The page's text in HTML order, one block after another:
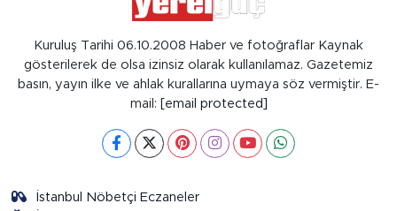
Kuruluş Tarihi 06.10.2008 Haber ve fotoğraflar Kaynak
gösterilerek de olsa izinsiz olarak kullanılamaz. Gazetemiz
basın, yayın ilke ve ahlak kurallarına uymaya söz vermiştir. E-
mail: [email protected]
İstanbul Nöbetçi Eczaneler